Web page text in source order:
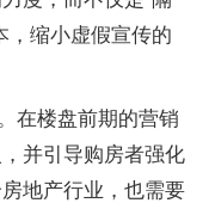
，缩小虚假宣传的
在楼盘前期的营销
并引导购房者强化
地产行业，也需要